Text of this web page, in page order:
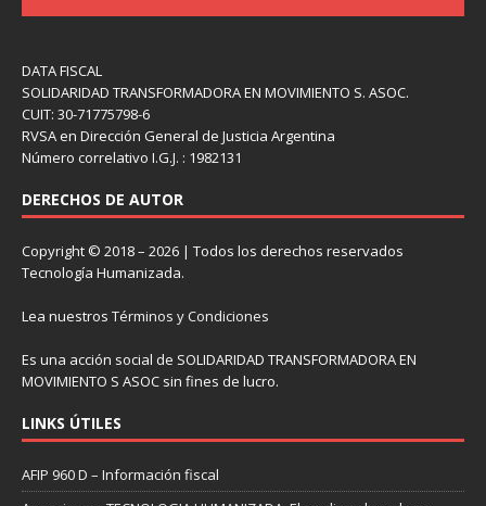
DATA FISCAL
SOLIDARIDAD TRANSFORMADORA EN MOVIMIENTO S. ASOC.
CUIT: 30-71775798-6
RVSA en Dirección General de Justicia Argentina
Número correlativo I.G.J. : 1982131
DERECHOS DE AUTOR
Copyright © 2018 – 2026 | Todos los derechos reservados
Tecnología Humanizada.
Lea nuestros Términos y Condiciones
Es una acción social de SOLIDARIDAD TRANSFORMADORA EN
MOVIMIENTO S ASOC sin fines de lucro.
LINKS ÚTILES
AFIP 960 D – Información fiscal